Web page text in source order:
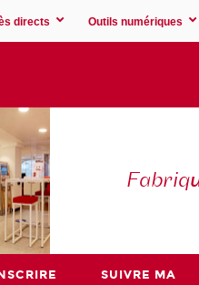
directs Outils numériques
Fabriq
SUIVRE MA